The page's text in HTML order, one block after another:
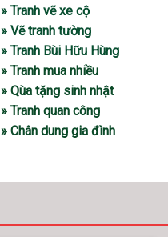
» Tranh vẽ xe cộ
» Vẽ tranh tường
» Tranh Bùi Hữu Hùng
» Tranh mua nhiều
» Qùa tặng sinh nhật
» Tranh quan công
» Chân dung gia đình